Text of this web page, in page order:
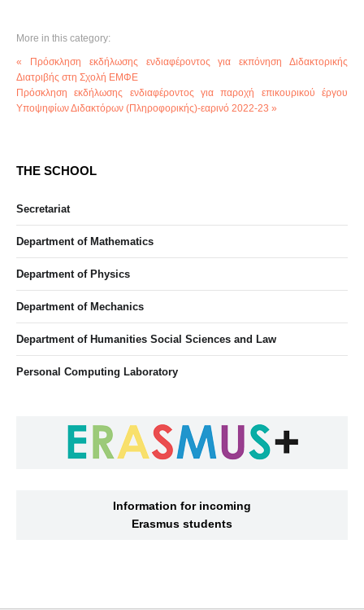
More in this category:
« Πρόσκληση εκδήλωσης ενδιαφέροντος για εκπόνηση Διδακτορικής
Διατριβής στη Σχολή ΕΜΦΕ
Πρόσκληση εκδήλωσης ενδιαφέροντος για παροχή επικουρικού έργου
Υποψηφίων Διδακτόρων (Πληροφορικής)-εαρινό 2022-23 »
THE SCHOOL
Secretariat
Department of Mathematics
Department of Physics
Department of Mechanics
Department of Humanities Social Sciences and Law
Personal Computing Laboratory
Information for incoming
Erasmus students